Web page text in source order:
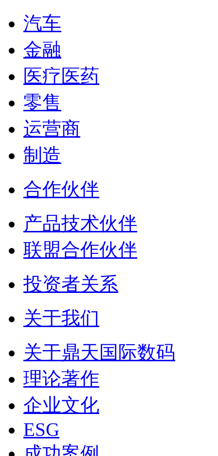
汽车
金融
医疗医药
零售
运营商
制造
合作伙伴
产品技术伙伴
联盟合作伙伴
投资者关系
关于我们
关于鼎天国际数码
理论著作
企业文化
ESG